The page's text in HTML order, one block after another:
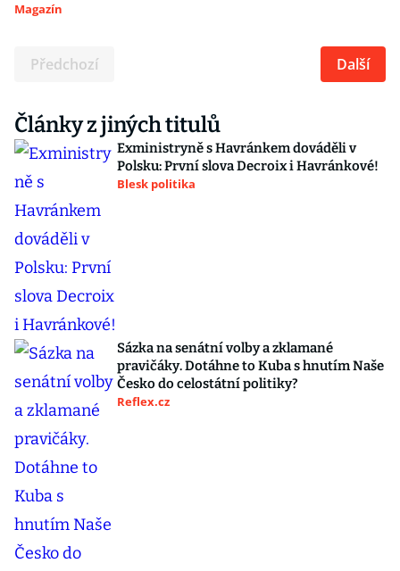
Magazín
Předchozí Další
Články z jiných titulů
Exministryně s Havránkem dováděli v
Polsku: První slova Decroix i Havránkové!
Blesk politika
Sázka na senátní volby a zklamané
pravičáky. Dotáhne to Kuba s hnutím Naše
Česko do celostátní politiky?
Reflex.cz